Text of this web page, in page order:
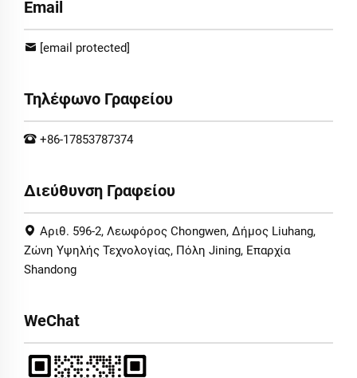
Email
[email protected]
Τηλέφωνο Γραφείου
+86-17853787374
Διεύθυνση Γραφείου
Αριθ. 596-2, Λεωφόρος Chongwen, Δήμος Liuhang,
Ζώνη Υψηλής Τεχνολογίας, Πόλη Jining, Επαρχία
Shandong
WeChat